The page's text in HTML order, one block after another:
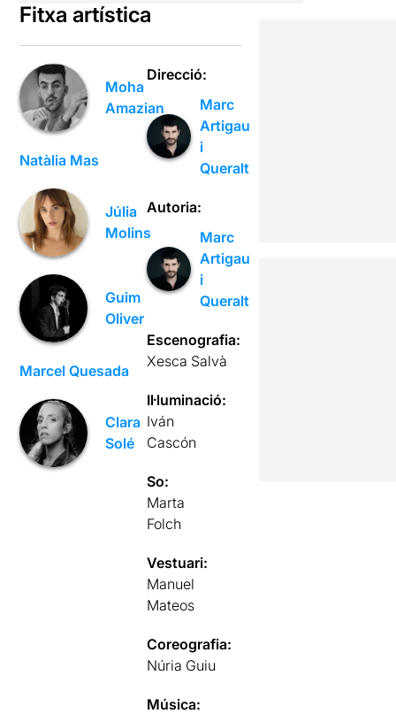
Fitxa artística
Moha
Amazian
Natàlia Mas
Júlia
Molins
Guim
Oliver
Marcel Quesada
Clara
Solé
Direcció:
Marc
Artigau
i
Queralt
Autoria:
Marc
Artigau
i
Queralt
Escenografia:
Xesca Salvà
Il·luminació:
Iván
Cascón
So:
Marta
Folch
Vestuari:
Manuel
Mateos
Coreografia:
Núria Guiu
Música: